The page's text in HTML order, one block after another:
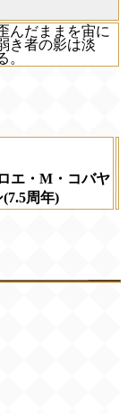
んだままを宙に
き者の影は淡
。
エ・M・コバヤ
(7.5周年)